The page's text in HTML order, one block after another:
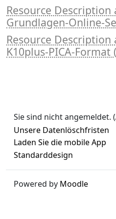
Resource Description
Grundlagen-Online-
Resource Description
K10plus-PICA-Format
Sie sind nicht angemeldet. (
Unsere Datenlöschfristen
Laden Sie die mobile App
Standarddesign
Powered by Moodle